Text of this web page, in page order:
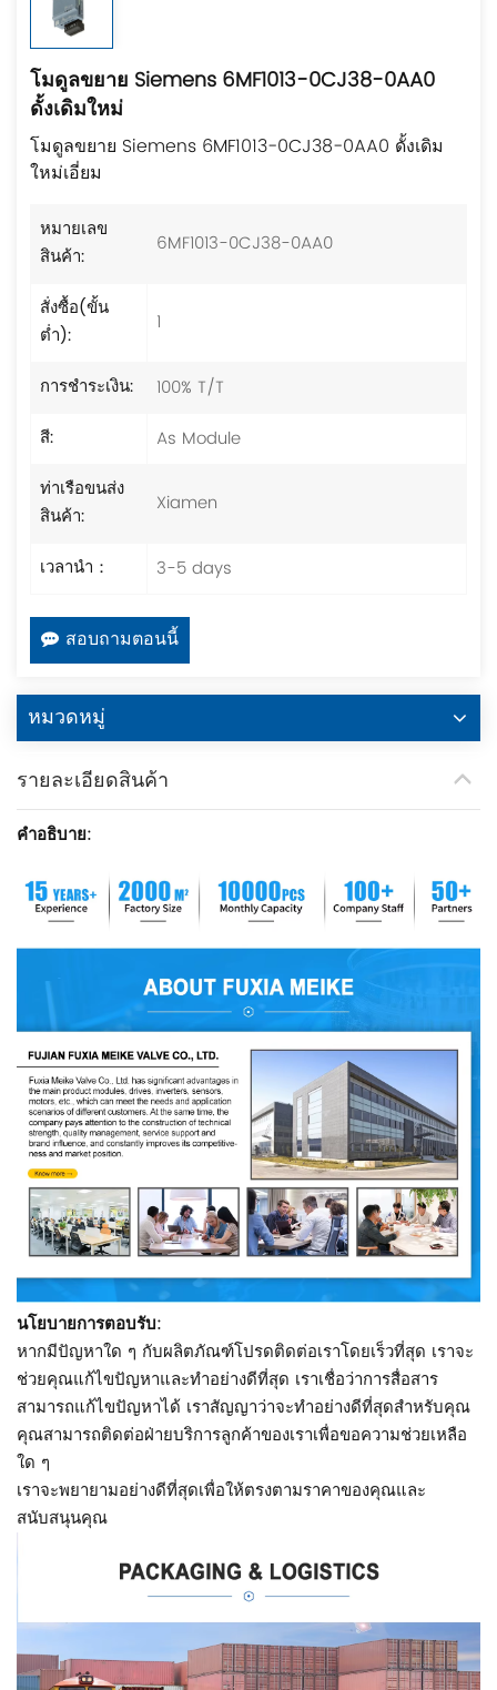
โมดูลขยาย Siemens 6MF1013-0CJ38-0AA0
ดั้งเดิมใหม่
โมดูลขยาย Siemens 6MF1013-0CJ38-0AA0 ดั้งเดิม
ใหม่เอี่ยม
หมายเลข
สินค้า:
6MF1013-0CJ38-0AA0
สั่งซื้อ(ขั้น
ต่ำ):
1
การชำระเงิน:
100% T/T
สี:
As Module
ท่าเรือขนส่ง
สินค้า:
Xiamen
เวลานำ： 3-5 days
สอบถามตอนนี้
หมวดหมู่
รายละเอียดสินค้า
คำอธิบาย:
นโยบายการตอบรับ:
หากมีปัญหาใด ๆ กับผลิตภัณฑ์โปรดติดต่อเราโดยเร็วที่สุด เราจะ
ช่วยคุณแก้ไขปัญหาและทำอย่างดีที่สุด เราเชื่อว่าการสื่อสาร
สามารถแก้ไขปัญหาได้ เราสัญญาว่าจะทำอย่างดีที่สุดสำหรับคุณ
คุณสามารถติดต่อฝ่ายบริการลูกค้าของเราเพื่อขอความช่วยเหลือ
ใด ๆ
เราจะพยายามอย่างดีที่สุดเพื่อให้ตรงตามราคาของคุณและ
สนับสนุนคุณ